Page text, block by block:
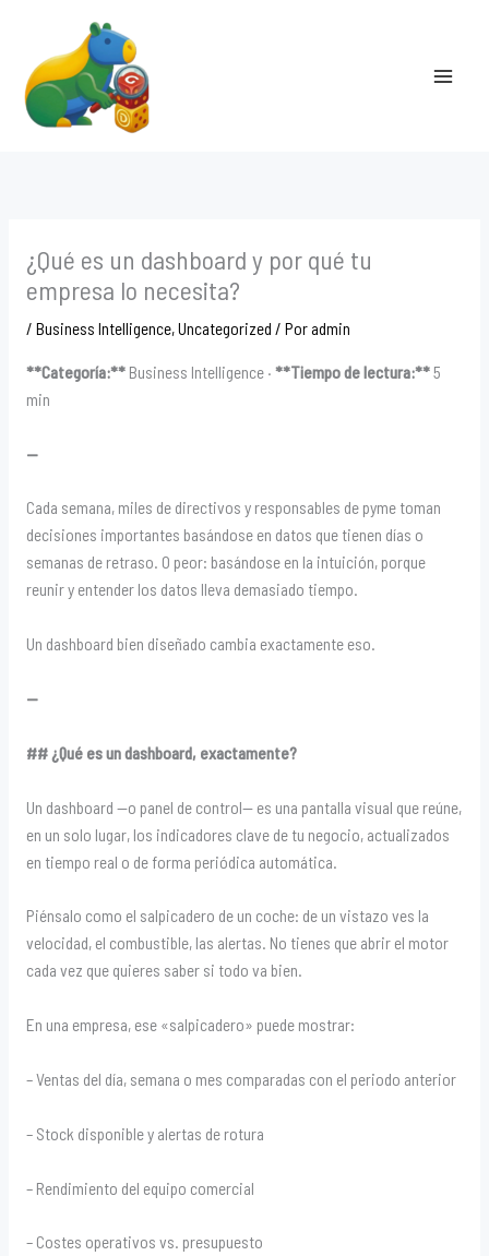
contenido
¿Qué es un dashboard y por qué tu
empresa lo necesita?
/ Business Intelligence,Uncategorized / Poradmin
**Categoría:**Business Intelligence · **Tiempo de lectura:**5
min
—
Cada semana, miles de directivos y responsables de pyme toman
decisiones importantes basándose en datos que tienen días o
semanas de retraso. O peor: basándose en la intuición, porque
reunir y entender los datos lleva demasiado tiempo.
Un dashboard bien diseñado cambia exactamente eso.
—
## ¿Qué es un dashboard, exactamente?
Un dashboard —o panel de control— es una pantalla visual que reúne,
en un solo lugar, los indicadores clave de tu negocio, actualizados
en tiempo real o de forma periódica automática.
Piénsalo como el salpicadero de un coche: de un vistazo ves la
velocidad, el combustible, las alertas. No tienes que abrir el motor
cada vez que quieres saber si todo va bien.
En una empresa, ese «salpicadero» puede mostrar:
– Ventas del día, semana o mes comparadas con el periodo anterior
– Stock disponible y alertas de rotura
– Rendimiento del equipo comercial
– Costes operativos vs. presupuesto